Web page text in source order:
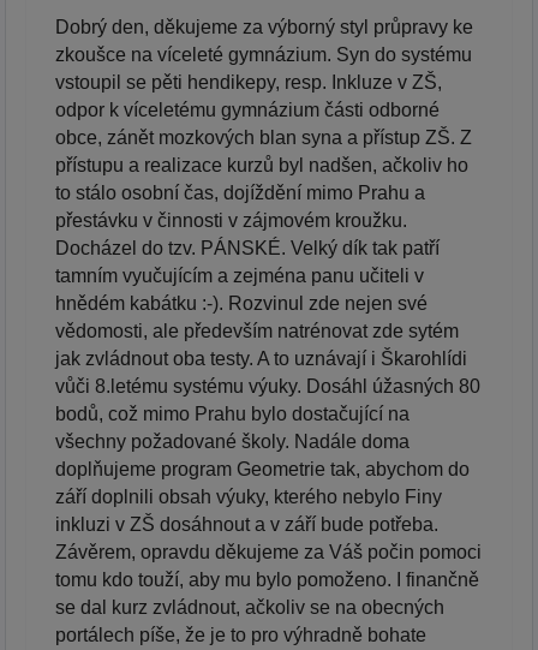
Dobrý den, děkujeme za výborný styl průpravy ke
zkoušce na víceleté gymnázium. Syn do systému
vstoupil se pěti hendikepy, resp. Inkluze v ZŠ,
odpor k víceletému gymnázium části odborné
obce, zánět mozkových blan syna a přístup ZŠ. Z
přístupu a realizace kurzů byl nadšen, ačkoliv ho
to stálo osobní čas, dojíždění mimo Prahu a
přestávku v činnosti v zájmovém kroužku.
Docházel do tzv. PÁNSKÉ. Velký dík tak patří
tamním vyučujícím a zejména panu učiteli v
hnědém kabátku :-). Rozvinul zde nejen své
vědomosti, ale především natrénovat zde sytém
jak zvládnout oba testy. A to uznávají i Škarohlídi
vůči 8.letému systému výuky. Dosáhl úžasných 80
bodů, což mimo Prahu bylo dostačující na
všechny požadované školy. Nadále doma
doplňujeme program Geometrie tak, abychom do
září doplnili obsah výuky, kterého nebylo Finy
inkluzi v ZŠ dosáhnout a v září bude potřeba.
Závěrem, opravdu děkujeme za Váš počin pomoci
tomu kdo touží, aby mu bylo pomoženo. I finančně
se dal kurz zvládnout, ačkoliv se na obecných
portálech píše, že je to pro výhradně bohate